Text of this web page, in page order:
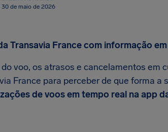
de maio de 2026
Transavia France com informação
voo, os atrasos e cancelamentos em
France para perceber de que forma a
de voos em tempo real na app